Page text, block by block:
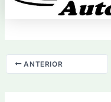
ANTERIOR